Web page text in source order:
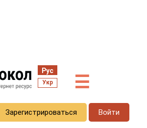
Рус
Укр ☰
Зарегистрироваться Войти